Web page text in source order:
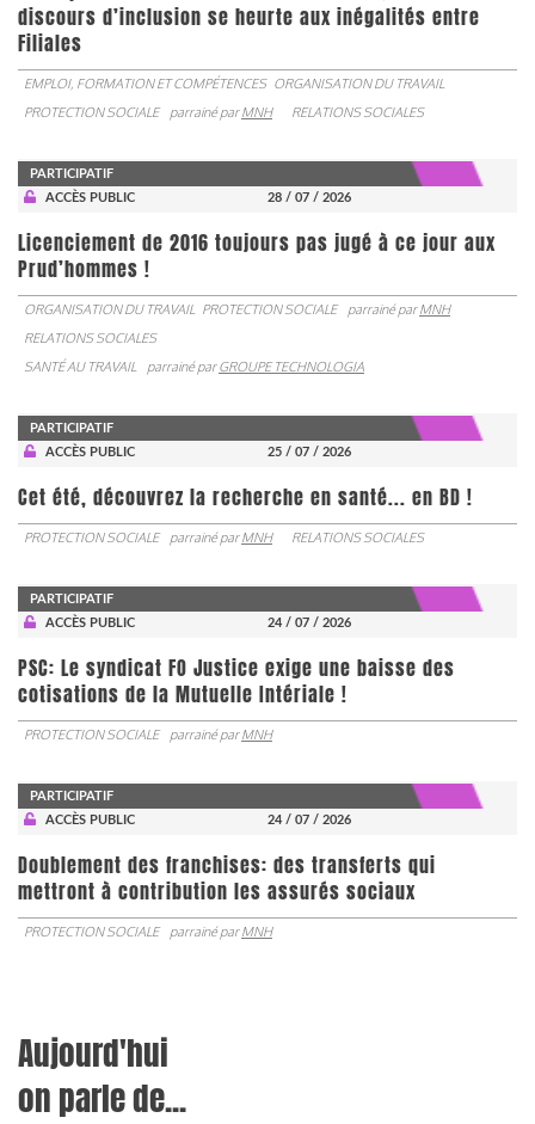
discours d’inclusion se heurte aux inégalités entre
Filiales
EMPLOI, FORMATION ET COMPÉTENCES ORGANISATION DU TRAVAIL
PROTECTION SOCIALE
parrainé parMNH RELATIONS SOCIALES
PARTICIPATIF
ACCÈS PUBLIC
28 / 07 / 2026
Licenciement de 2016 toujours pas jugé à ce jour aux
Prud’hommes !
ORGANISATION DU TRAVAIL PROTECTION SOCIALE parrainé parMNH
RELATIONS SOCIALES
SANTÉ AU TRAVAIL
parrainé parGROUPE TECHNOLOGIA
PARTICIPATIF
ACCÈS PUBLIC
25 / 07 / 2026
Cet été, découvrez la recherche en santé... en BD !
PROTECTION SOCIALE parrainé parMNH RELATIONS SOCIALES
PARTICIPATIF
ACCÈS PUBLIC
24 / 07 / 2026
PSC: Le syndicat FO Justice exige une baisse des
cotisations de la Mutuelle Intériale !
PROTECTION SOCIALE parrainé parMNH
PARTICIPATIF
ACCÈS PUBLIC
24 / 07 / 2026
Doublement des franchises: des transferts qui
mettront à contribution les assurés sociaux
PROTECTION SOCIALE parrainé parMNH
Aujourd'hui
on parle de...